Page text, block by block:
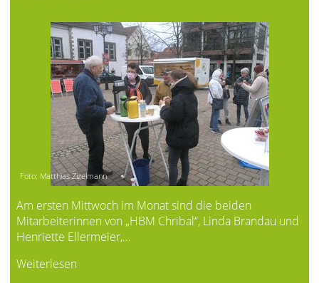
Foto: Matthias Zizelmann
Am ersten Mittwoch im Monat sind die beiden
Mitarbeiterinnen von „HBM Chribal“, Linda Brandau und
Henriette Ellermeier,…
Weiterlesen